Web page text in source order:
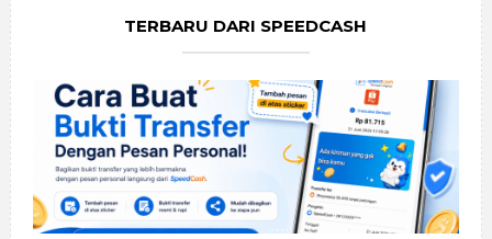
TERBARU DARI SPEEDCASH